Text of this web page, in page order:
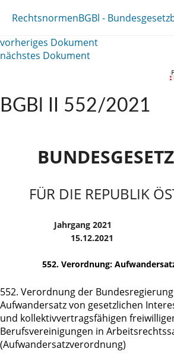
RechtsnormenBGBl -
vorheriges Dokument
nächstes Dokument
BGBl II 552/2021
FÜR DIE REPUBLIK
Jahrgang 2021
15.12.2021
552. Verordnung:
552. Verordnung der
Aufwandersatz von gesetzlichen
und kollektivvertragsfähigen
Berufsvereinigungen in
(Aufwandersatzverordnung)